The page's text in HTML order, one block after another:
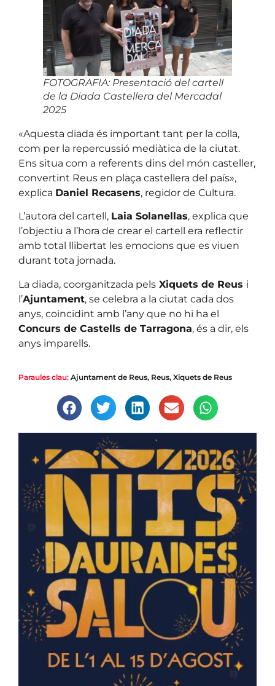
FOTOGRAFIA: Presentació del cartell
de la Diada Castellera del Mercadal
2025
«Aquesta diada és important tant per la colla,
com per la repercussió mediàtica de la ciutat.
Ens situa com a referents dins del món casteller,
convertint Reus en plaça castellera del país»,
explica Daniel Recasens, regidor de Cultura.
L’autora del cartell, Laia Solanellas, explica que
l’objectiu a l’hora de crear el cartell era reflectir
amb total llibertat les emocions que es viuen
durant tota jornada.
La diada, coorganitzada pels Xiquets de Reus i
l’Ajuntament, se celebra a la ciutat cada dos
anys, coincidint amb l’any que no hi ha el
Concurs de Castells de Tarragona, és a dir, els
anys imparells.
Paraules clau: Ajuntament de Reus, Reus, Xiquets de Reus